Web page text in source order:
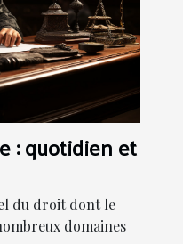
: quotidien et
du droit dont le
domaines